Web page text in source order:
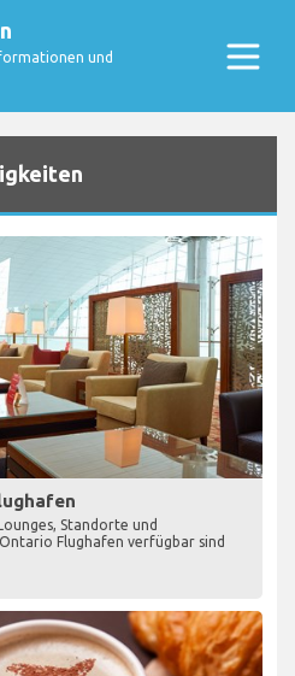
und
Standorte und
Flughafen verfügbar sind